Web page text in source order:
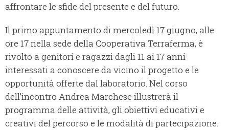
affrontare le sfide del presente e del futuro.
Il primo appuntamento di mercoledì 17 giugno, alle
ore 17 nella sede della Cooperativa Terraferma, è
rivolto a genitori e ragazzi dagli 11 ai 17 anni
interessati a conoscere da vicino il progetto e le
opportunità offerte dal laboratorio. Nel corso
dell’incontro Andrea Marchese illustrerà il
programma delle attività, gli obiettivi educativi e
creativi del percorso e le modalità di partecipazione.